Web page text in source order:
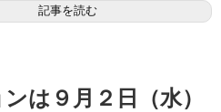
記事を読む
は９月２日（水）